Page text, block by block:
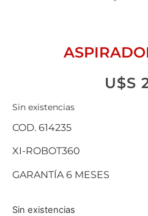
U$S
Sin existencias
COD. 614235
XI-ROBOT360
GARANTÍA 6 MESES
Sin existencias